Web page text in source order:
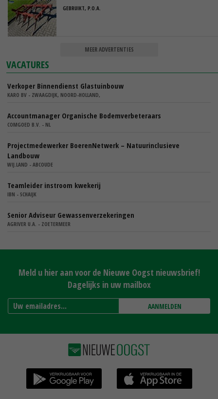
GEBRUIKT, P.O.A.
MEER ADVERTENTIES
VACATURES
Verkoper Binnendienst Glastuinbouw
KARO BV - ZWAAGDIJK, NOORD-HOLLAND,
Accountmanager Organische Bodemverbeteraars
COMGOED B.V. - NL
Projectmedewerker BoerenNetwerk – Natuurinclusieve
Landbouw
WIJ.LAND - ABCOUDE
Teamleider instroom kwekerij
IBN - SCHAIJK
Senior Adviseur Gewassenverzekeringen
AGRIVER U.A. - ZOETERMEER
Meld u hier aan voor de Nieuwe Oogst nieuwsbrief!
Dagelijks in uw mailbox
AANMELDEN